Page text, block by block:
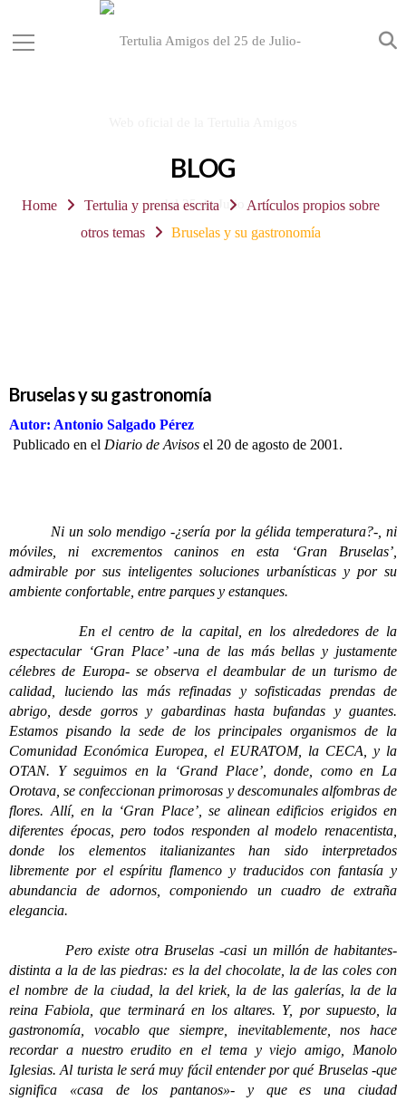
BLOG
Home Tertulia y prensa escrita
Artículos propios sobre
otros temas
Bruselas y su gastronomía
Bruselas y su gastronomía
Autor: Antonio Salgado Pérez
Publicado en el Diario de Avisos el 20 de agosto de 2001.
Ni un solo mendigo -¿sería por la gélida temperatura?-, ni
móviles, ni excrementos caninos en esta ‘Gran Bruselas’,
admirable por sus inteligentes soluciones urbanísticas y por su
ambiente confortable, entre parques y estanques.
En el centro de la capital, en los alrededores de la
espectacular ‘Gran Place’ -una de las más bellas y justamente
célebres de Europa- se observa el deambular de un turismo de
calidad, luciendo las más refinadas y sofisticadas prendas de
abrigo, desde gorros y gabardinas hasta bufandas y guantes.
Estamos pisando la sede de los principales organismos de la
Comunidad Económica Europea, el EURATOM, la CECA, y la
OTAN. Y seguimos en la ‘Grand Place’, donde, como en La
Orotava, se confeccionan primorosas y descomunales alfombras de
flores. Allí, en la ‘Gran Place’, se alinean edificios erigidos en
diferentes épocas, pero todos responden al modelo renacentista,
donde los elementos italianizantes han sido interpretados
libremente por el espíritu flamenco y traducidos con fantasía y
abundancia de adornos, componiendo un cuadro de extraña
elegancia.
Pero existe otra Bruselas -casi un millón de habitantes-
distinta a la de las piedras: es la del chocolate, la de las coles con
el nombre de la ciudad, la del kriek, la de las galerías, la de la
reina Fabiola, que terminará en los altares. Y, por supuesto, la
gastronomía, vocablo que siempre, inevitablemente, nos hace
recordar a nuestro erudito en el tema y viejo amigo, Manolo
Iglesias. Al turista le será muy fácil entender por qué Bruselas -que
significa «casa de los pantanos»- y que es una ciudad